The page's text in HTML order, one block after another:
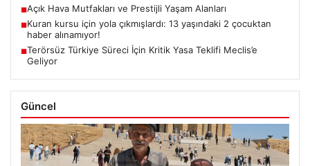
■Açık Hava Mutfakları ve Prestijli Yaşam Alanları
■Kuran kursu için yola çıkmışlardı: 13 yaşındaki 2 çocuktan
haber alınamıyor!
■Terörsüz Türkiye Süreci İçin Kritik Yasa Teklifi Meclis’e
Geliyor
Güncel